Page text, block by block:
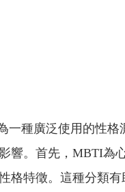
一種廣泛使用的性格
響。首先，MBTI為
格特徵。這種分類有